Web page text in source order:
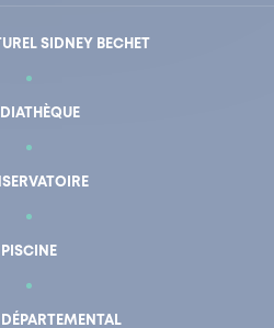
SIDNEY BECHET
PISCINE